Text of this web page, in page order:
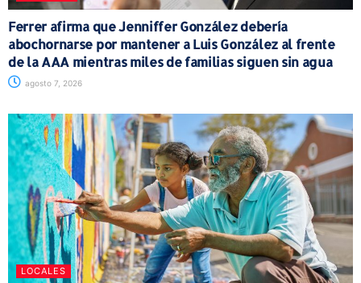
Ferrer afirma que Jenniffer González debería
abochornarse por mantener a Luis González al frente
de la AAA mientras miles de familias siguen sin agua
agosto 7, 2026
LOCALES